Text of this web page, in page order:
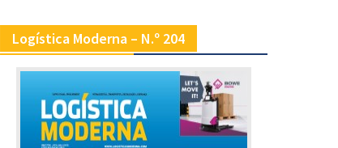
Logística Moderna – N.º 204